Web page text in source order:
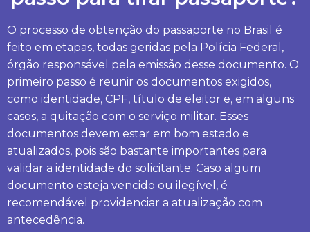
O processo de obtenção do passaporte no Brasil é
feito em etapas, todas geridas pela Polícia Federal,
órgão responsável pela emissão desse documento. O
primeiro passo é reunir os documentos exigidos,
como identidade, CPF, título de eleitor e, em alguns
casos, a quitação com o serviço militar. Esses
documentos devem estar em bom estado e
atualizados, pois são bastante importantes para
validar a identidade do solicitante. Caso algum
documento esteja vencido ou ilegível, é
recomendável providenciar a atualização com
antecedência.